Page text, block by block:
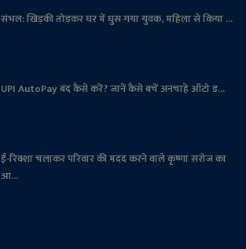
संभल: खिड़की तोड़कर घर में घुस गया युवक, महिला से किया ...
UPI AutoPay बंद कैसे करें? जानें कैसे बचें अनचाहे ऑटो ड...
ई-रिक्शा चलाकर परिवार की मदद करने वाले कृष्णा सरोज का
आ...